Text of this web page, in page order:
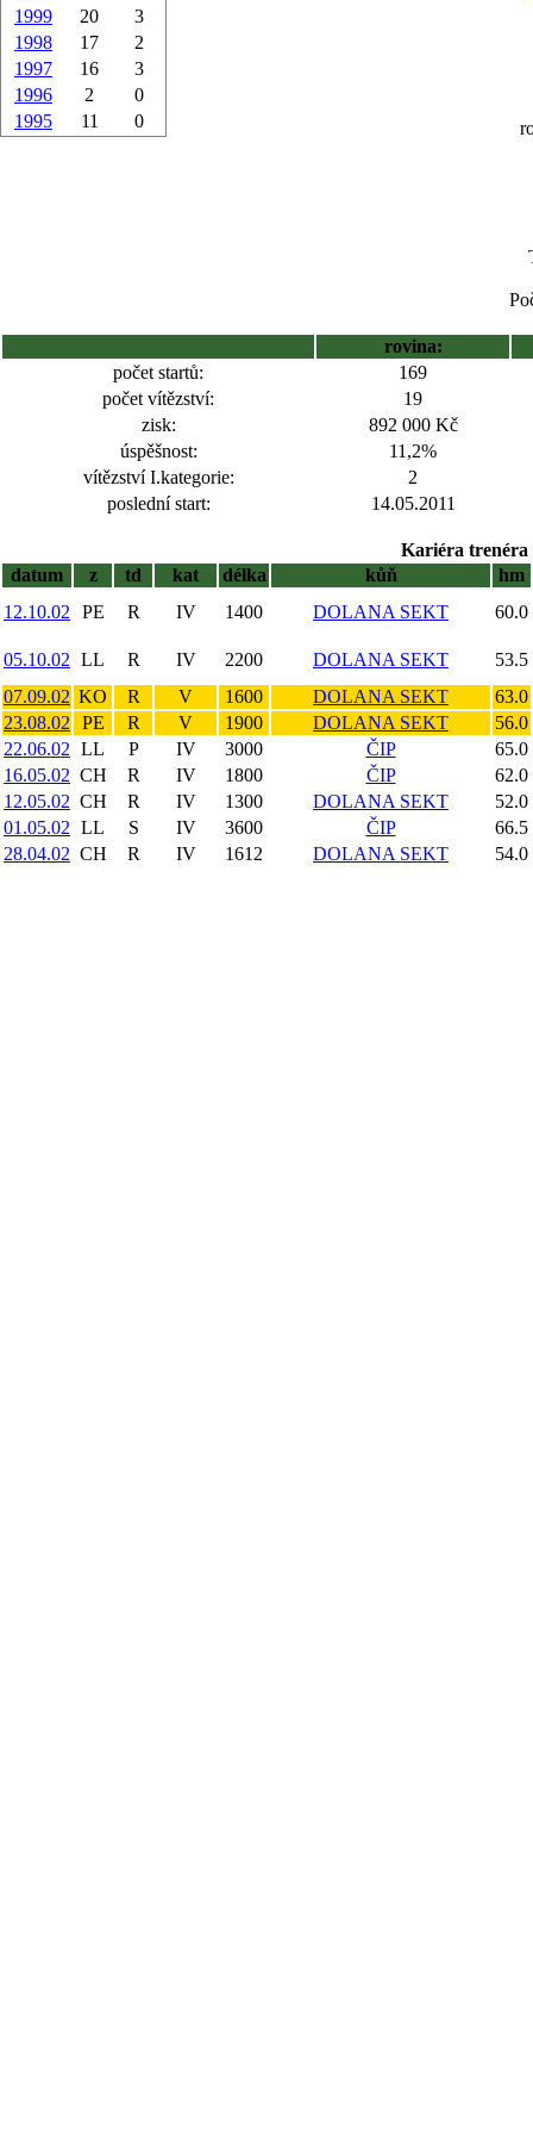
1999
20
3
1998
17
2
1997
16
3
1996
2
0
1995
11 0
rovina:
počet startů:
169
počet vítězství:
19
zisk:
892 000 Kč
úspěšnost:
11,2%
vítězství I.kategorie:
2
poslední start:
14.05.2011
Kariéra trenéra
datum
z td kat délka kůň
hm
12.10.02
PE R IV 1400 DOLANA SEKT 60.0
05.10.02 LL R IV 2200 DOLANA SEKT
53.5
07.09.02 KO R V 1600 DOLANA SEKT
63.0
23.08.02
PE R V 1900 DOLANA SEKT
56.0
22.06.02 LL P IV 3000 ČIP
65.0
16.05.02 CH R IV 1800 ČIP
62.0
12.05.02 CH R IV 1300 DOLANA SEKT
52.0
01.05.02 LL S IV 3600 ČIP
66.5
28.04.02 CH R IV 1612 DOLANA SEKT 54.0